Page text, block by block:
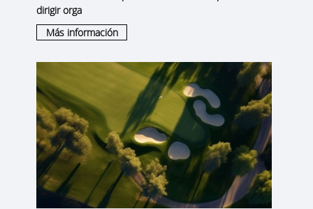
dirigir orga
Más información